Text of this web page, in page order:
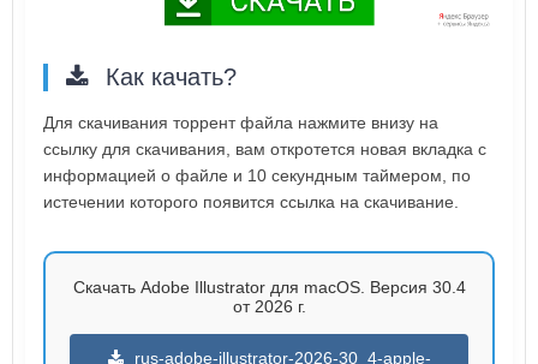
Как качать?
Для скачивания торрент файла нажмите внизу на
ссылку для скачивания, вам откротется новая вкладка с
информацией о файле и 10 секундным таймером, по
истечении которого появится ссылка на скачивание.
Скачать Adobe Illustrator для macOS. Версия 30.4
от 2026 г.
rus-adobe-illustrator-2026-30_4-apple-